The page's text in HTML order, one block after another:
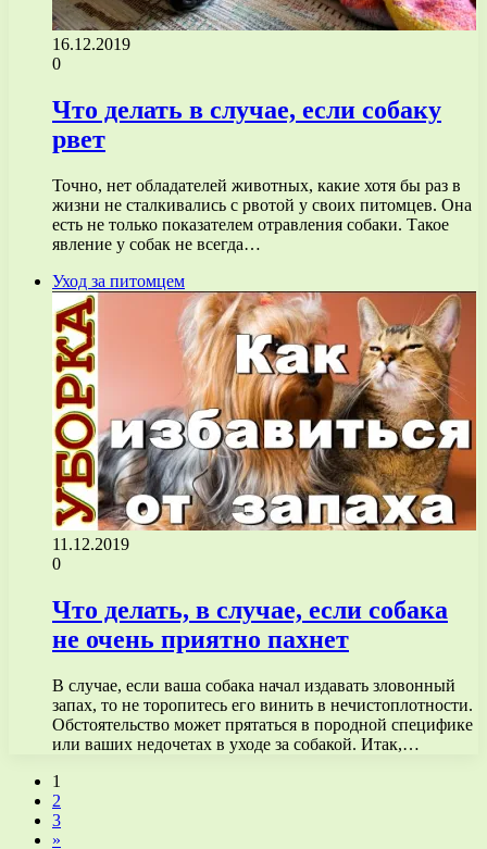
16.12.2019
0
Что делать в случае, если собаку
рвет
Точно, нет обладателей животных, какие хотя бы раз в
жизни не сталкивались с рвотой у своих питомцев. Она
есть не только показателем отравления собаки. Такое
явление у собак не всегда…
Уход за питомцем
11.12.2019
0
Что делать, в случае, если собака
не очень приятно пахнет
В случае, если ваша собака начал издавать зловонный
запах, то не торопитесь его винить в нечистоплотности.
Обстоятельство может прятаться в породной специфике
или ваших недочетах в уходе за собакой. Итак,…
1
2
3
»